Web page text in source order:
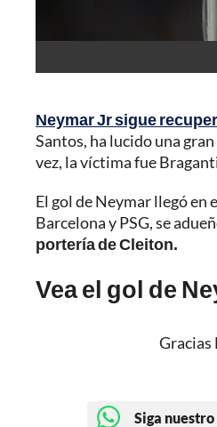
Neymar Jr sigue
Santos, ha lucido una
vez, la víctima fue
El gol de Neymar llegó en
Barcelona y PSG, se
portería de Cleiton.
Vea el gol de
Gracias
Siga